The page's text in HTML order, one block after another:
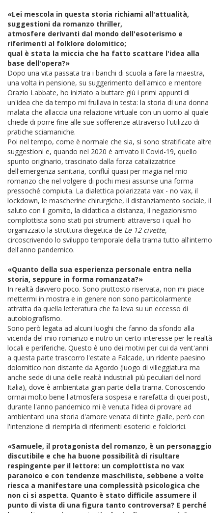
«Lei mescola in questa storia richiami all'attualità,
suggestioni da romanzo thriller,
atmosfere derivanti dal mondo dell'esoterismo e
riferimenti al folklore dolomitico;
qual è stata la miccia che ha fatto scattare l'idea alla
base dell'opera?»
Dopo una vita passata tra i banchi di scuola a fare la maestra,
una volta in pensione, su suggerimento dell'amico e mentore
Orazio Labbate, ho iniziato a buttare giù i primi appunti di
un'idea che da tempo mi frullava in testa: la storia di una donna
malata che allaccia una relazione virtuale con un uomo al quale
chiede di porre fine alle sue sofferenze attraverso l'utilizzo di
pratiche sciamaniche.
Poi nel tempo, come è normale che sia, si sono stratificate altre
suggestioni e, quando nel 2020 è arrivato il Covid-19, quello
spunto originario, trascinato dalla forza catalizzatrice
dell'emergenza sanitaria, confluì quasi per magia nel mio
romanzo che nel volgere di pochi mesi assunse una forma
pressoché compiuta. La dialettica polarizzata vax - no vax, il
lockdown, le mascherine chirurgiche, il distanziamento sociale, il
saluto con il gomito, la didattica a distanza, il negazionismo
complottista sono stati poi strumenti attraverso i quali ho
organizzato la struttura diegetica de Le 12 civette,
circoscrivendo lo sviluppo temporale della trama tutto all'interno
dell'anno pandemico.
«Quanto della sua esperienza personale entra nella
storia, seppure in forma romanzata?»
In realtà davvero poco. Sono piuttosto riservata, non mi piace
mettermi in mostra e in genere non sono particolarmente
attratta da quella letteratura che fa leva su un eccesso di
autobiografismo.
Sono però legata ad alcuni luoghi che fanno da sfondo alla
vicenda del mio romanzo e nutro un certo interesse per le realtà
locali e periferiche. Questo è uno dei motivi per cui da vent'anni
a questa parte trascorro l'estate a Falcade, un ridente paesino
dolomitico non distante da Agordo (luogo di villeggiatura ma
anche sede di una delle realtà industriali più peculiari del nord
Italia), dove è ambientata gran parte della trama. Conoscendo
ormai molto bene l'atmosfera sospesa e rarefatta di quei posti,
durante l'anno pandemico mi è venuta l'idea di provare ad
ambientarci una storia d'amore venata di tinte gialle, però con
l'intenzione di riempirla di riferimenti esoterici e folclorici.
«Samuele, il protagonista del romanzo, è un personaggio
discutibile e che ha buone possibilità di risultare
respingente per il lettore: un complottista no vax
paranoico e con tendenze maschiliste, sebbene a volte
riesca a manifestare una complessità psicologica che
non ci si aspetta. Quanto è stato difficile assumere il
punto di vista di una figura tanto controversa? E perché